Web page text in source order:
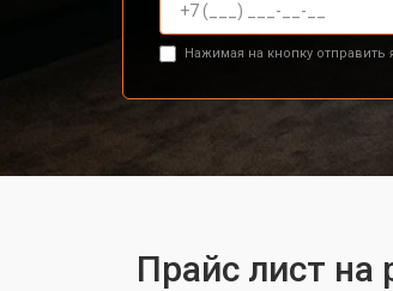
Нажимая на кнопку
Прайс лист на